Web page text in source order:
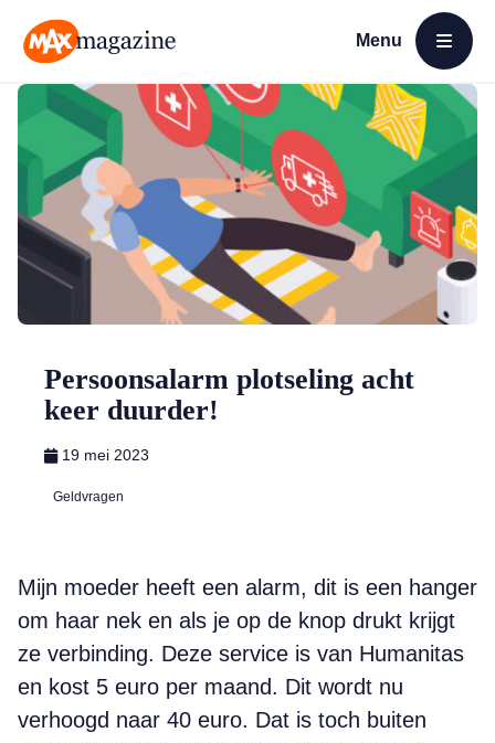
Menu
Open menu
Persoonsalarm plotseling acht
keer duurder!
19 mei 2023
Geldvragen
Mijn moeder heeft een alarm, dit is een hanger
om haar nek en als je op de knop drukt krijgt
ze verbinding. Deze service is van Humanitas
en kost 5 euro per maand. Dit wordt nu
verhoogd naar 40 euro. Dat is toch buiten